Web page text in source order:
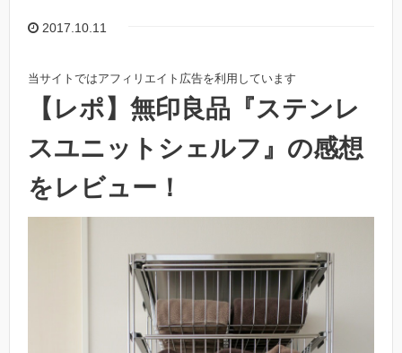
2017.10.11
当サイトではアフィリエイト広告を利用しています
【レポ】無印良品『ステンレ
スユニットシェルフ』の感想
をレビュー！